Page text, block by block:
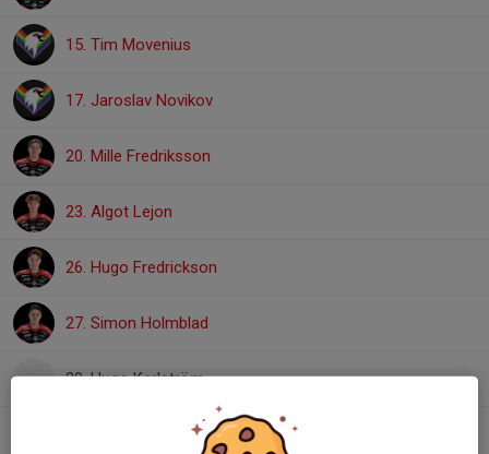
15. Tim Movenius
17. Jaroslav Novikov
20. Mille Fredriksson
23. Algot Lejon
26. Hugo Fredrickson
27. Simon Holmblad
29. Hugo Karlström
31. Oskar Eriksson